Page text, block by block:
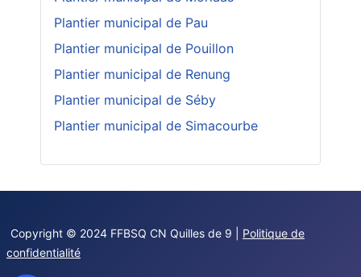
Plantier municipal de Pau
Plantier municipal de Pouillon
Plantier municipal de Renung
Plantier municipal de Séby
Plantier municipal de Simacourbe
Copyright © 2024 FFBSQ CN Quilles de 9 | Politique de
confidentialité